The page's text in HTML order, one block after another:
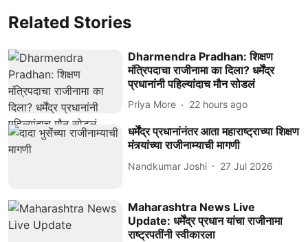
Related Stories
Dharmendra Pradhan: शिक्षण
मंत्रिपदाचा राजीनामा का दिला? धर्मेंद्र
प्रधानांनी पहिल्यांदाच मौन सोडलं
Priya More 22 hours ago
धर्मेंद्र प्रधानांनंतर आता महाराष्ट्राच्या शिक्षण
मंत्र्यांच्या राजीनाम्याची मागणी
Nandkumar Joshi 27 Jul 2026
Maharashtra News Live
Update: धर्मेंद्र प्रधान यांचा राजीनामा
राष्ट्रपतींनी स्वीकारला